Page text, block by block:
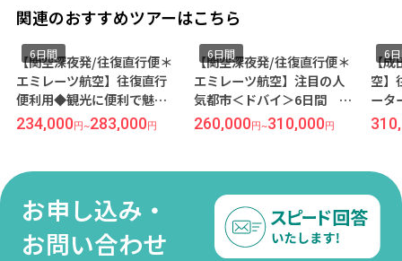
関連のおすすめツアーはこちら
【関空深夜発/往復直行便＊
エミレーツ航空】往復直行
便利用◆観光に便利で魅力
的なビーチのすぐ近く！
『ローブ ドバイ マリーナ』
ドバイ＞6日間
6日間
234,000 円~283,000 円
【関空深夜発/往復直行便＊
エミレーツ航空】注目の人
気都市＜ドバイ＞6日間
☆☆5ッ星高級ホテル ラッフ
ルズ ドバイ指定//朝食付き
6日間
260,000 円~310,000 円
【
空】
ータ
ャー
ッ
注目
日間
6
お申し込み・
お問い合わせ